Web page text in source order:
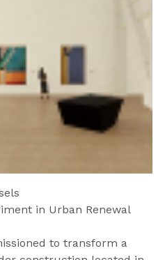
in Urban Renewal
to transform a